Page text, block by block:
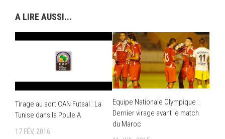
A LIRE AUSSI...
Tirage au sort CAN Futsal : La
Tunise dans la Poule A
17 FÉV, 2016
Equipe Nationale Olympique :
Dernier virage avant le match
du Maroc